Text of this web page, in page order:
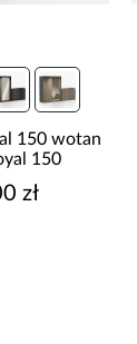
150 wotan
150
zł